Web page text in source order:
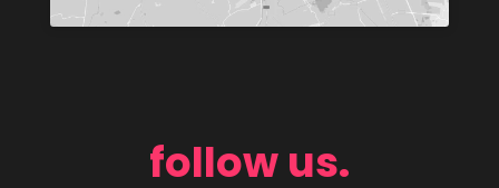
follow us.